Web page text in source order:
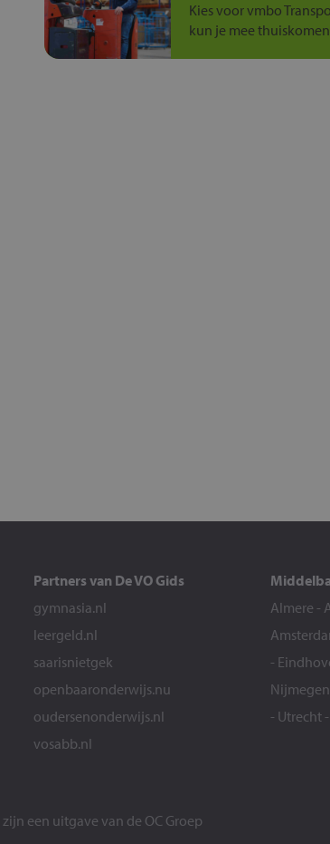
Kies voor vmbo
kun je mee
Partners van De VO Gids
gymnasia.nl
leergeld.nl
saarisnietgek
openbaaronderwijs.nu
oudersenonderwijs.nl
vosabb.nl
Almere -
-
Nijmegen
- Utrecht -
zijn een uitgave van de OC Groep